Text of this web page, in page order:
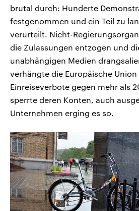
brutal durch: Hunderte
festgenommen und ein Teil zu
verurteilt. Nicht-
die Zulassungen entzogen und
unabhängigen Medien
verhängte die Europäische Union
Einreiseverbote gegen mehr als
sperrte deren Konten, auch
Unternehmen erging es so.